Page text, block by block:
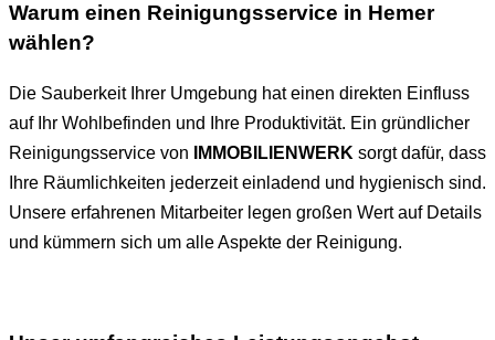
Warum einen Reinigungsservice in Hemer
wählen?
Die Sauberkeit Ihrer Umgebung hat einen direkten Einfluss
auf Ihr Wohlbefinden und Ihre Produktivität. Ein gründlicher
Reinigungsservice von
IMMOBILIENWERK sorgt dafür, dass
Ihre Räumlichkeiten jederzeit einladend und hygienisch sind.
Unsere erfahrenen Mitarbeiter legen großen Wert auf Details
und kümmern sich um alle Aspekte der Reinigung.